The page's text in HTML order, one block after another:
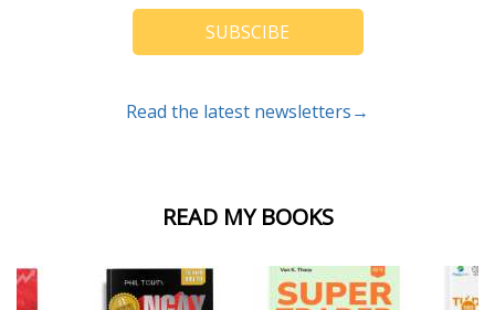
READ MY BOOKS
SUBSCIBE
Read the latest newsletters→